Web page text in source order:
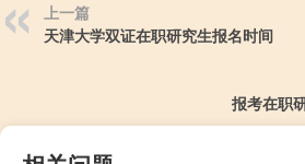
上一篇
天津大学双证在职研究生报名时间
报考在职